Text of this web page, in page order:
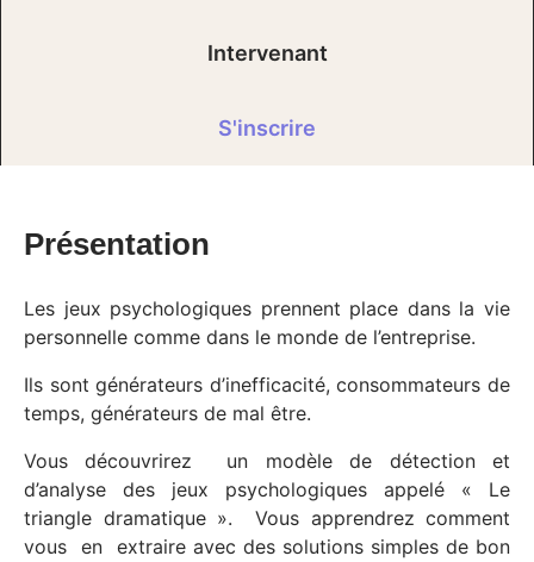
Intervenant
S'inscrire
Présentation
Les jeux psychologiques prennent place dans la vie
personnelle comme dans le monde de l’entreprise.
Ils sont générateurs d’inefficacité, consommateurs de
temps, générateurs de mal être.
Vous découvrirez un modèle de détection et
d’analyse des jeux psychologiques appelé « Le
triangle dramatique ». Vous apprendrez comment
vous en extraire avec des solutions simples de bon